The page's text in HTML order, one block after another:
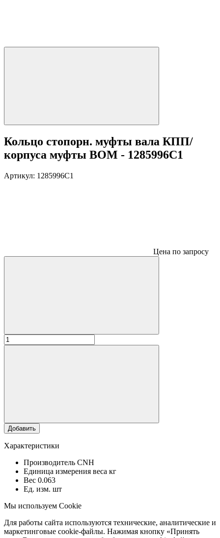
Кольцо стопорн. муфты вала КПП/
корпуса муфты ВОМ - 1285996C1
Артикул: 1285996C1
Цена по запросу
Добавить
Характеристики
Производитель CNH
Единица измерения веса кг
Вес 0.063
Ед. изм. шт
Мы используем Cookie
Для работы сайта используются технические, аналитические и
маркетинговые cookie-файлы. Нажимая кнопку «Принять